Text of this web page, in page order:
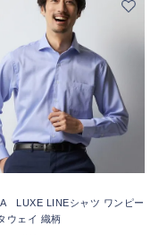
LUXE LINEシャツ ワンピー
ウェイ 織柄